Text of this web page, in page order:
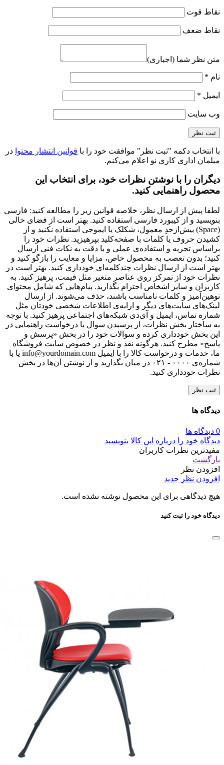
نقاط قوت
نقاط ضعف
متن نظر شما (اجباری)
نام *
ایمیل *
وب‌ سایت
با انتخاب دکمه "ثبت نظر" موافقت خود را با قوانین انتشار محتوا در
مبلمان اداری کاری نو اعلام می‌کنم.
دیگران را با نوشتن نظرات خود، برای انتخاب این
محصول راهنمایی کنید.
لطفا پیش از ارسال نظر، خلاصه قوانین زیر را مطالعه کنید: فارسی
بنویسید و از کیبورد فارسی استفاده کنید. بهتر است از فضای خالی
(Space) بیش‌از‌حدِ معمول، شکلک یا ایموجی استفاده نکنید و از
کشیدن حروف یا کلمات با صفحه‌کلید بپرهیزید. نظرات خود را
براساس تجربه و استفاده‌ی عملی و با دقت به نکات فنی ارسال
کنید؛ بدون تعصب به محصول خاص، مزایا و معایب را بازگو کنید و
بهتر است از ارسال نظرات چندکلمه‌‌ای خودداری کنید. بهتر است در
نظرات خود از تمرکز روی عناصر متغیر مثل قیمت، پرهیز کنید. به
کاربران و سایر اشخاص احترام بگذارید. پیام‌هایی که شامل محتوای
توهین‌آمیز و کلمات نامناسب باشند، حذف می‌شوند. از ارسال
لینک‌های سایت‌های دیگر و ارایه‌ی اطلاعات شخصی خودتان مثل
شماره تماس، ایمیل و آی‌دی شبکه‌های اجتماعی پرهیز کنید. با توجه
به ساختار بخش نظرات، از پرسیدن سوال یا درخواست راهنمایی در
این بخش خودداری کرده و سوالات خود را در بخش «پرسش و
پاسخ» مطرح کنید. هرگونه نقد و نظر در خصوص سایت فروشگاه
ما، خدمات و درخواست کالا را با ایمیل info@yourdomain.com یا با
شماره‌ی ۰۰۰۰ - ۰۲۱ در میان بگذارید و از نوشتن آن‌ها در بخش
نظرات خودداری کنید.
ثبت نظر
دیدگاه ها
0 دیدگاه ها
دیدگاه خود را درباره این کالا بنویسید
مفیدترین نظرات کاربران
بازگشت
افزودن نظر
افزودن نظر جدید
هیچ دیدگاهی برای این محصول نوشته نشده است.
دیدگاه خود را ثبت کنید